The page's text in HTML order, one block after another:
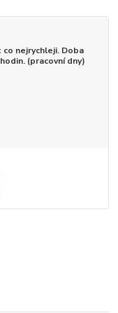
nejrychleji. Doba
(pracovní dny)